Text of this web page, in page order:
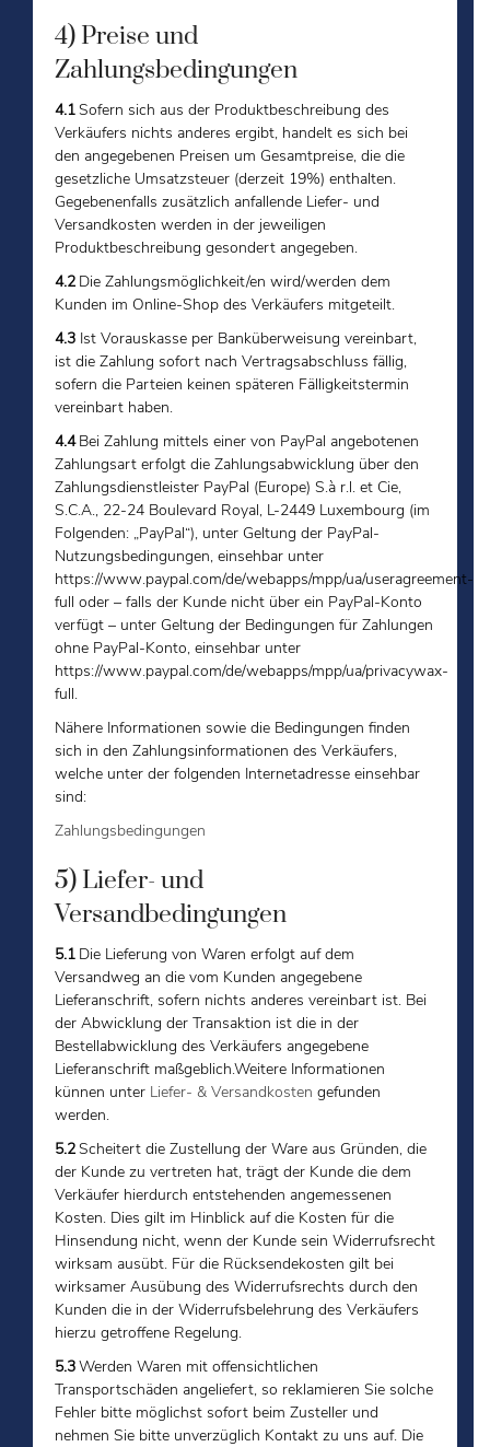
4) Preise und
Zahlungsbedingungen
4.1Sofern sich aus der Produktbeschreibung des
Verkäufers nichts anderes ergibt, handelt es sich bei
den angegebenen Preisen um Gesamtpreise, die die
gesetzliche Umsatzsteuer (derzeit 19%) enthalten.
Gegebenenfalls zusätzlich anfallende Liefer- und
Versandkosten werden in der jeweiligen
Produktbeschreibung gesondert angegeben.
4.2 Die Zahlungsmöglichkeit/en wird/werden dem
Kunden im Online-Shop des Verkäufers mitgeteilt.
4.3 Ist Vorauskasse per Banküberweisung vereinbart,
ist die Zahlung sofort nach Vertragsabschluss fällig,
sofern die Parteien keinen späteren Fälligkeitstermin
vereinbart haben.
4.4Bei Zahlung mittels einer von PayPal angebotenen
Zahlungsart erfolgt die Zahlungsabwicklung über den
Zahlungsdienstleister PayPal (Europe) S.à r.l. et Cie,
S.C.A., 22-24 Boulevard Royal, L-2449 Luxembourg (im
Folgenden: „PayPal“), unter Geltung der PayPal-
Nutzungsbedingungen, einsehbar unter
https://www.paypal.com/de/webapps/mpp/ua/useragreement-
full oder – falls der Kunde nicht über ein PayPal-Konto
verfügt – unter Geltung der Bedingungen für Zahlungen
ohne PayPal-Konto, einsehbar unter
https://www.paypal.com/de/webapps/mpp/ua/privacywax-
full.
Nähere Informationen sowie die Bedingungen finden
sich in den Zahlungsinformationen des Verkäufers,
welche unter der folgenden Internetadresse einsehbar
sind:
Zahlungsbedingungen
5) Liefer- und
Versandbedingungen
5.1 Die Lieferung von Waren erfolgt auf dem
Versandweg an die vom Kunden angegebene
Lieferanschrift, sofern nichts anderes vereinbart ist. Bei
der Abwicklung der Transaktion ist die in der
Bestellabwicklung des Verkäufers angegebene
Lieferanschrift maßgeblich.Weitere Informationen
künnen unter Liefer- & Versandkosten gefunden
werden.
5.2Scheitert die Zustellung der Ware aus Gründen, die
der Kunde zu vertreten hat, trägt der Kunde die dem
Verkäufer hierdurch entstehenden angemessenen
Kosten. Dies gilt im Hinblick auf die Kosten für die
Hinsendung nicht, wenn der Kunde sein Widerrufsrecht
wirksam ausübt. Für die Rücksendekosten gilt bei
wirksamer Ausübung des Widerrufsrechts durch den
Kunden die in der Widerrufsbelehrung des Verkäufers
hierzu getroffene Regelung.
5.3Werden Waren mit offensichtlichen
Transportschäden angeliefert, so reklamieren Sie solche
Fehler bitte möglichst sofort beim Zusteller und
nehmen Sie bitte unverzüglich Kontakt zu uns auf. Die